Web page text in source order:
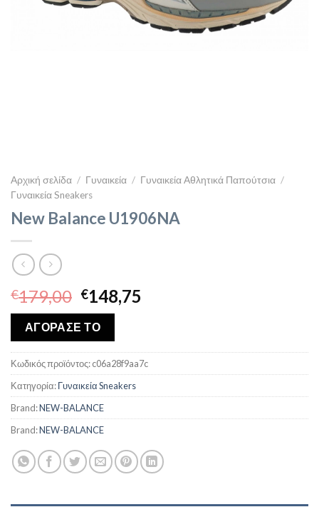
Αρχική σελίδα / Γυναικεία / Γυναικεία Αθλητικά Παπούτσια /
Γυναικεία Sneakers
New Balance U1906NA
€179,00 Original
price
was:
€179,00.
€148,75
€148,75.
ΑΓΟΡΑΣΕ ΤΟ
Κωδικός προϊόντος:c06a28f9aa7c
Κατηγορία:Γυναικεία Sneakers
Brand:NEW-BALANCE
Brand:NEW-BALANCE